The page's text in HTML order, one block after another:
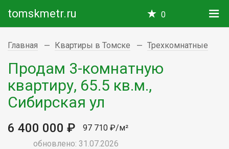
tomskmetr.ru 0
Главная Квартиры в Томске Трехкомнатные
Продам 3-комнатную
квартиру, 65.5 кв.м.,
Сибирская ул
6 400 000 ₽
97 710 ₽/м²
обновлено: 31.07.2026